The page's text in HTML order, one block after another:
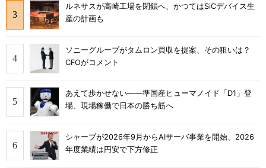
ルネサスが高崎工場を閉鎖へ、かつてはSiCデバイス生
産の計画も
ソニーグループがタムロン買収を提案、その狙いは？
CFOがコメント
あえて歩かせない――準国産ヒューマノイド「D1」登
場、現場稼働で日本の勝ち筋へ
シャープが2026年9月からAIサーバ事業を開始、2026
年度業績は円安で下方修正